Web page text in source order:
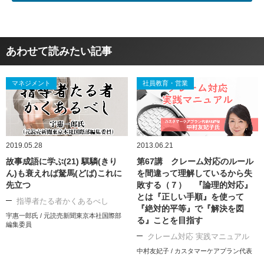
あわせて読みたい記事
マネジメント
2019.05.28
故事成語に学ぶ(21) 騏驎(きり
ん)も衰えれば駑馬(どば)これに
先立つ
指導者たる者かくあるべし
宇惠一郎氏 / 元読売新聞東京本社国際部
編集委員
社員教育・営業
2013.06.21
第67講 クレーム対応のルール
を間違って理解しているから失
敗する（７） 『論理的対応』
とは『正しい手順』を使って
『絶対的平等』で『解決を図
る』ことを目指す
クレーム対応 実践マニュアル
中村友妃子 / カスタマーケアプラン代表